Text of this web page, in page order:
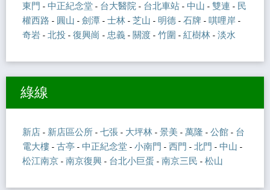
東門 - 中正紀念堂 - 台大醫院 - 台北車站 - 中山 - 雙連 - 民
權西路 - 圓山 - 劍潭 - 士林 - 芝山 - 明德 - 石牌 - 唭哩岸 -
奇岩 - 北投 - 復興崗 - 忠義 - 關渡 - 竹圍 - 紅樹林 - 淡水
綠線
新店 - 新店區公所 - 七張 - 大坪林 - 景美 - 萬隆 - 公館 - 台
電大樓 - 古亭 - 中正紀念堂 - 小南門 - 西門 - 北門 - 中山 -
松江南京 - 南京復興 - 台北小巨蛋 - 南京三民 - 松山